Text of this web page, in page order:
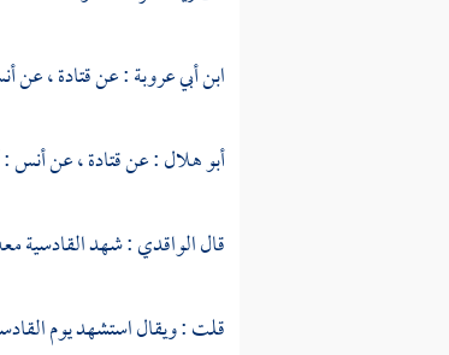
ابن أبي عروبة: عنقتادة، عن
أبو هلال: عنقتادة، عنأنس:
قالالواقدي: شهدالقادسية
قلت : ويقال استشهد يوم